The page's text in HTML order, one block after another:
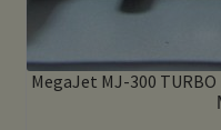
MegaJet MJ-300